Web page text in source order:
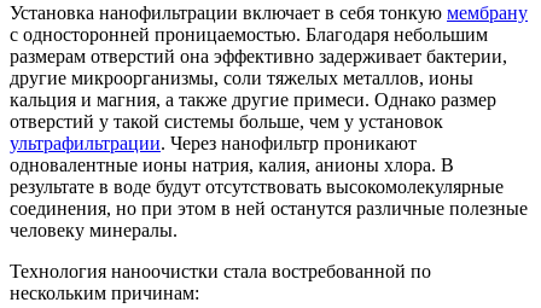
Установка нанофильтрации включает в себя тонкую мембрану
с односторонней проницаемостью. Благодаря небольшим
размерам отверстий она эффективно задерживает бактерии,
другие микроорганизмы, соли тяжелых металлов, ионы
кальция и магния, а также другие примеси. Однако размер
отверстий у такой системы больше, чем у установок
ультрафильтрации. Через нанофильтр проникают
одновалентные ионы натрия, калия, анионы хлора. В
результате в воде будут отсутствовать высокомолекулярные
соединения, но при этом в ней останутся различные полезные
человеку минералы.
Технология наноочистки стала востребованной по
нескольким причинам: